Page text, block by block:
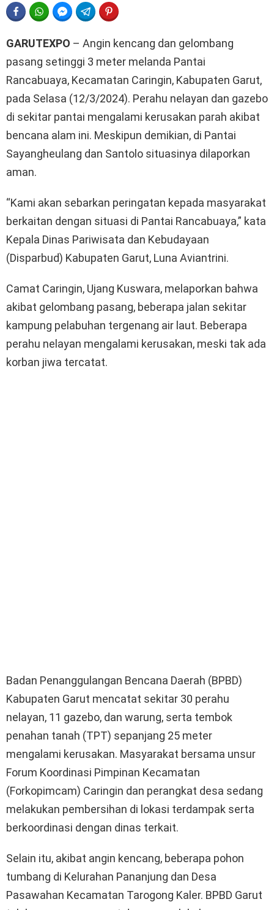
FACEBOOKWHATSAPPFACEBOOK MESSENGER
TELEGRAM
GARUTEXPO – Angin kencang dan gelombang
pasang setinggi 3 meter melanda Pantai
Rancabuaya, Kecamatan Caringin, Kabupaten Garut,
pada Selasa (12/3/2024). Perahu nelayan dan gazebo
di sekitar pantai mengalami kerusakan parah akibat
bencana alam ini. Meskipun demikian, di Pantai
Sayangheulang dan Santolo situasinya dilaporkan
aman.
“Kami akan sebarkan peringatan kepada masyarakat
berkaitan dengan situasi di Pantai Rancabuaya,” kata
Kepala Dinas Pariwisata dan Kebudayaan
(Disparbud) Kabupaten Garut, Luna Aviantrini.
Camat Caringin, Ujang Kuswara, melaporkan bahwa
akibat gelombang pasang, beberapa jalan sekitar
kampung pelabuhan tergenang air laut. Beberapa
perahu nelayan mengalami kerusakan, meski tak ada
korban jiwa tercatat.
Badan Penanggulangan Bencana Daerah (BPBD)
Kabupaten Garut mencatat sekitar 30 perahu
nelayan, 11 gazebo, dan warung, serta tembok
penahan tanah (TPT) sepanjang 25 meter
mengalami kerusakan. Masyarakat bersama unsur
Forum Koordinasi Pimpinan Kecamatan
(Forkopimcam) Caringin dan perangkat desa sedang
melakukan pembersihan di lokasi terdampak serta
berkoordinasi dengan dinas terkait.
Selain itu, akibat angin kencang, beberapa pohon
tumbang di Kelurahan Pananjung dan Desa
Pasawahan Kecamatan Tarogong Kaler. BPBD Garut